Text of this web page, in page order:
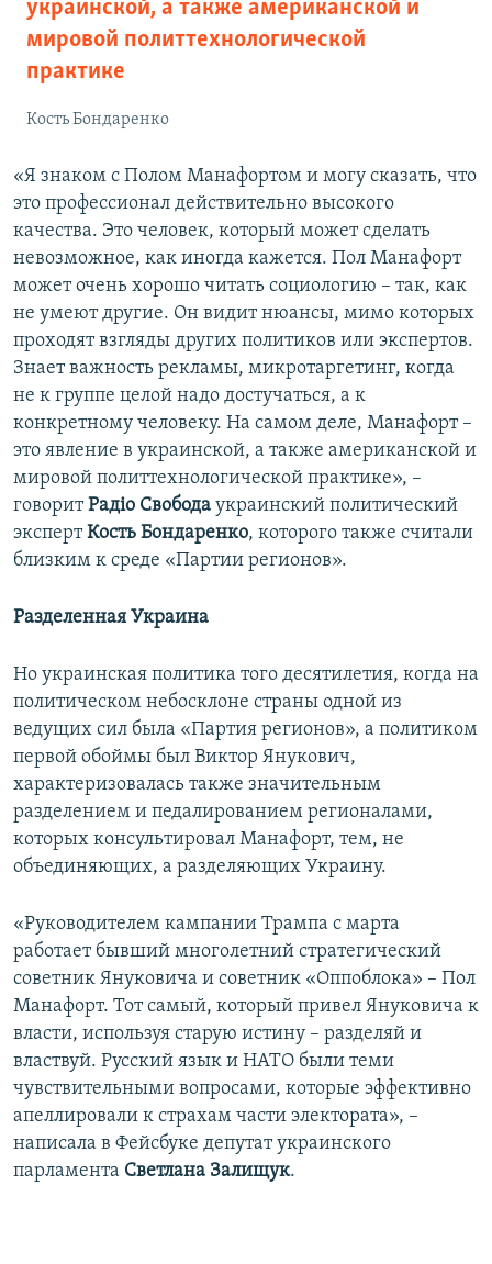
украинской, а также американской и
мировой политтехнологической
практике
Кость Бондаренко
«Я знаком с Полом Манафортом и могу сказать, что
это профессионал действительно высокого
качества. Это человек, который может сделать
невозможное, как иногда кажется. Пол Манафорт
может очень хорошо читать социологию – так, как
не умеют другие. Он видит нюансы, мимо которых
проходят взгляды других политиков или экспертов.
Знает важность рекламы, микротаргетинг, когда
не к группе целой надо достучаться, а к
конкретному человеку. На самом деле, Манафорт –
это явление в украинской, а также американской и
мировой политтехнологической практике», –
говоритРадіо Свобода украинский политический
экспертКость Бондаренко, которого также считали
близким к среде «Партии регионов».
Разделенная Украина
Но украинская политика того десятилетия, когда на
политическом небосклоне страны одной из
ведущих сил была «Партия регионов», а политиком
первой обоймы был Виктор Янукович,
характеризовалась также значительным
разделением и педалированием регионалами,
которых консультировал Манафорт, тем, не
объединяющих, а разделяющих Украину.
«Руководителем кампании Трампа с марта
работает бывший многолетний стратегический
советник Януковича и советник «Оппоблока» – Пол
Манафорт. Тот самый, который привел Януковича к
власти, используя старую истину – разделяй и
властвуй. Русский язык и НАТО были теми
чувствительными вопросами, которые эффективно
апеллировали к страхам части электората», –
написала в Фейсбуке депутат украинского
парламента Светлана Залищук.